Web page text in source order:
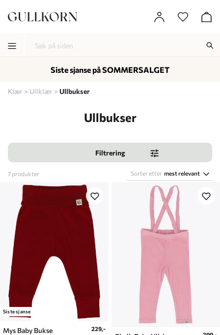
Klær Ullklær Ullbukser
Ullbukser
Filtrering
7 produkter Sorter etter mest relevant
Siste sjanse
Mys Baby Bukse 229,-
Siste sjanse på SOMMERSALGET
-
-
-